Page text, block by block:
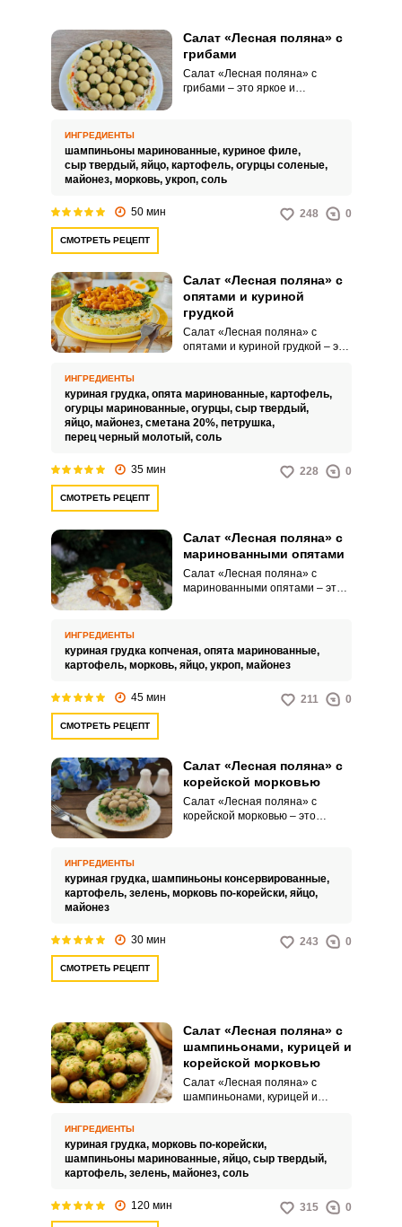
Салат «Лесная поляна» с
грибами
Салат «Лесная поляна» с
грибами – это яркое и
природы. Такой салат прекрасно
разнообразит ваш стол и станет
идеальным дополнением к
любому застолью.
ИНГРЕДИЕНТЫ
шампиньоны маринованные, куриное филе,
сыр твердый, яйцо, картофель, огурцы соленые,
майонез, морковь, укроп, соль
50 мин 248 0
СМОТРЕТЬ РЕЦЕПТ
Салат «Лесная поляна» с
опятами и куриной
грудкой
Салат «Лесная поляна» с
опятами и куриной грудкой – это
закуска, которая точно украсит
ваш праздничный стол.
Приготовить такой салат
несложно.
ИНГРЕДИЕНТЫ
куриная грудка, опята маринованные, картофель,
огурцы маринованные, огурцы, сыр твердый,
яйцо, майонез, сметана 20%, петрушка,
перец черный молотый, соль
35 мин 228 0
СМОТРЕТЬ РЕЦЕПТ
Салат «Лесная поляна» с
маринованными опятами
Салат «Лесная поляна» с
маринованными опятами – это
Такая яркая закуска надолго
запомнится вашим близким и
гостям.
ИНГРЕДИЕНТЫ
куриная грудка копченая, опята маринованные,
картофель, морковь, яйцо, укроп, майонез
45 мин 211 0
СМОТРЕТЬ РЕЦЕПТ
Салат «Лесная поляна» с
корейской морковью
Салат «Лесная поляна» с
корейской морковью – это
подойдет для праздничного
стола. Оригинальное сочетание
продуктов никого не оставит
ИНГРЕДИЕНТЫ
куриная грудка, шампиньоны консервированные,
картофель, зелень, морковь по-корейски, яйцо,
майонез
30 мин 243 0
СМОТРЕТЬ РЕЦЕПТ
Салат «Лесная поляна» с
шампиньонами, курицей и
корейской морковью
Салат «Лесная поляна» с
шампиньонами, курицей и
соединяющая в себе
разнообразие текстур и вкусов.
Нежные кусочки курицы и грибов
потрясающий гастрономический
ИНГРЕДИЕНТЫ
куриная грудка, морковь по-корейски,
шампиньоны маринованные, яйцо, сыр твердый,
картофель, зелень, майонез, соль
120 мин 315 0